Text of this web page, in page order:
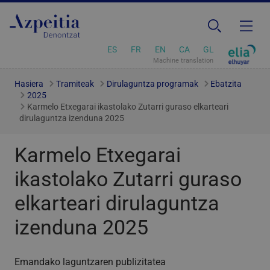
ES FR EN CA GL
Machine translation
Hasiera Tramiteak Dirulaguntza programak
Ebatzita
2025
Karmelo Etxegarai ikastolako Zutarri guraso elkarteari
dirulaguntza izenduna 2025
Karmelo Etxegarai
ikastolako Zutarri guraso
elkarteari dirulaguntza
izenduna 2025
Emandako laguntzaren publizitatea